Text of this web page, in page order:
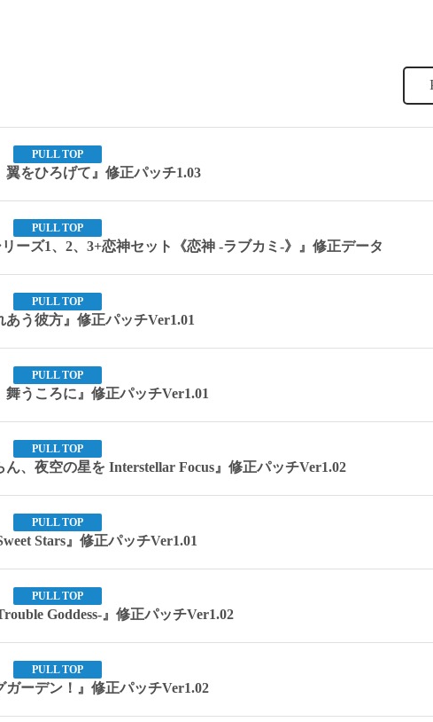
PULL TOP
翼をひろげて』修正パッチ1.03
PULL TOP
リーズ1、2、3+恋神セット《恋神 -ラブカミ-》』修正データ
PULL TOP
あう彼方』修正パッチVer1.01
PULL TOP
舞うころに』修正パッチVer1.01
PULL TOP
ん、夜空の星を Interstellar Focus』修正パッチVer1.02
PULL TOP
Stars』修正パッチVer1.01
PULL TOP
Goddess-』修正パッチVer1.02
PULL TOP
ガーデン！』修正パッチVer1.02